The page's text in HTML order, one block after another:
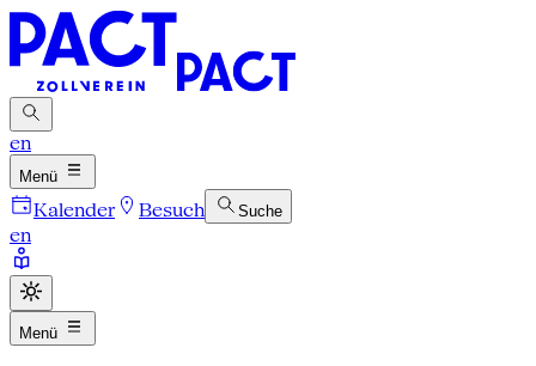
en
Menü
Kalender Besuch Suche
en
Menü